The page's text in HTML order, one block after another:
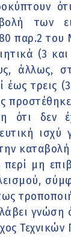
των
παρ.2 του
(3
άλλως,
έως τρεις
ότι δεν
μη